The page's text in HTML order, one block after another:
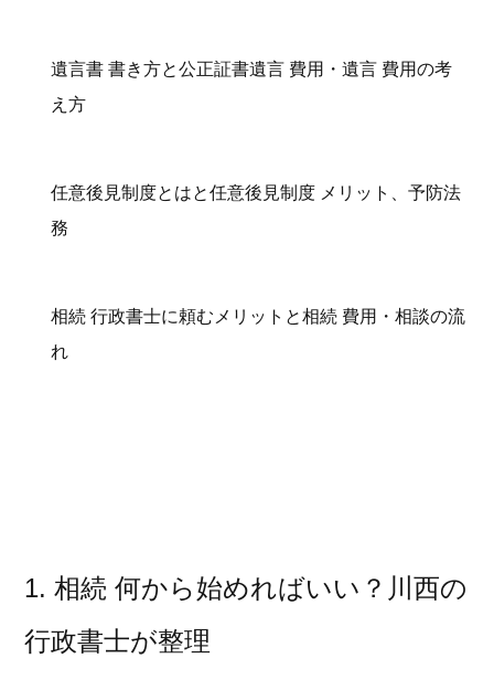
遺言書 書き方と公正証書遺言 費用・遺言 費用の考
え方
任意後見制度とはと任意後見制度 メリット、予防法
務
相続 行政書士に頼むメリットと相続 費用・相談の流
れ
1. 相続 何から始めればいい？川西の
行政書士が整理